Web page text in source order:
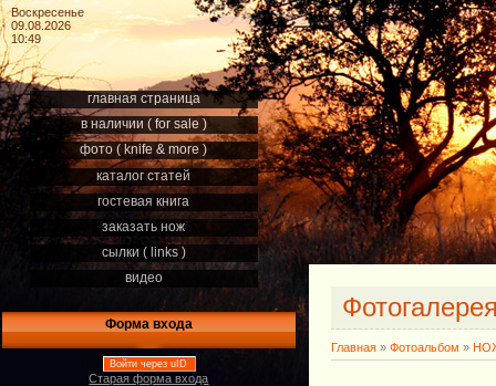
Воскресенье
09.08.2026
10:49
главная страница
в наличии ( for sale )
фото ( knife & more )
каталог статей
гостевая книга
заказать нож
сылки ( links )
видео
Форма входа
Войти через uID
Старая форма входа
Главная » Фотоальбом »